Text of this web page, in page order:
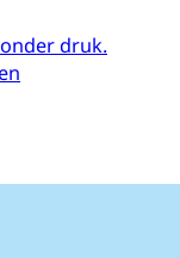
druk.